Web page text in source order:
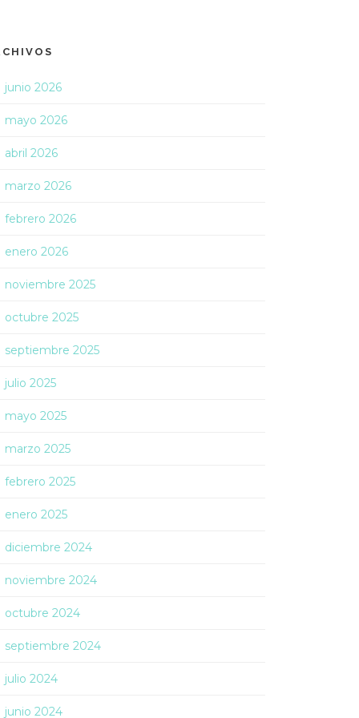
junio 2026
mayo 2026
abril 2026
marzo 2026
febrero 2026
enero 2026
noviembre 2025
octubre 2025
septiembre 2025
julio 2025
mayo 2025
marzo 2025
febrero 2025
enero 2025
diciembre 2024
noviembre 2024
octubre 2024
septiembre 2024
julio 2024
junio 2024